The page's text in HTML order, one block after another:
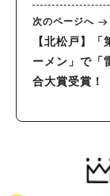
次のページへ
【北松戸】
ーメン」で「
合大賞受賞！